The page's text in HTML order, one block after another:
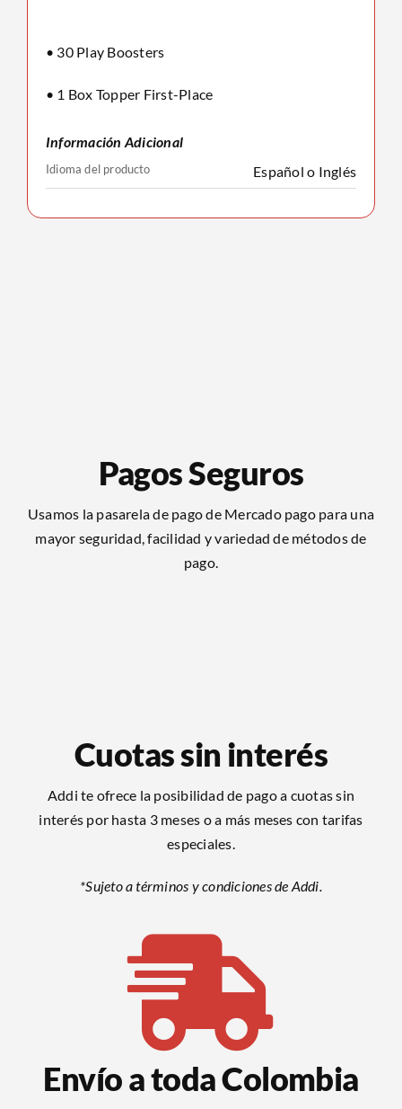
• 30 Play Boosters
• 1 Box Topper First-Place
Información Adicional
Idioma del producto Español o Inglés
Pagos Seguros
Usamos la pasarela de pago de Mercado pago para una
mayor seguridad, facilidad y variedad de métodos de
pago.
Cuotas sin interés
Addi te ofrece la posibilidad de pago a cuotas sin
interés por hasta 3 meses o a más meses con tarifas
especiales.
*Sujeto a términos y condiciones de Addi.
Envío a toda Colombia